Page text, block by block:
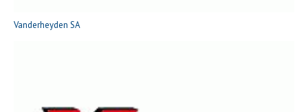
Vanderheyden SA